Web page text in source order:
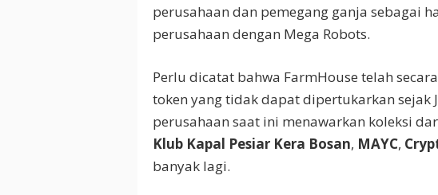
perusahaan dan pemegang ganja sebagai
perusahaan dengan Mega Robots.
Perlu dicatat bahwa FarmHouse telah
token yang tidak dapat dipertukarkan sejak
perusahaan saat ini menawarkan koleksi
Klub Kapal Pesiar Kera Bosan, MAYC,
banyak lagi.